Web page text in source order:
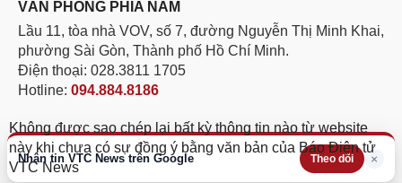
Nhận tin VTC News trên Google Theo dõi ×
VĂN PHÒNG PHÍA NAM
Lầu 11, tòa nhà VOV, số 7, đường Nguyễn Thị Minh Khai,
phường Sài Gòn, Thành phố Hồ Chí Minh.
Điện thoại: 028.3811 1705
Hotline: 094.884.8186
Không được sao chép lại bất kỳ thông tin nào từ website
này khi chưa có sự đồng ý bằng văn bản của Báo Điện tử
VTC News